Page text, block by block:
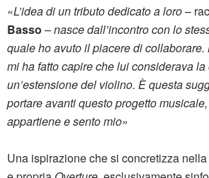
«L’idea di un tributo dedicato a loro–
Basso –nasce dall’incontro con lo
quale ho avuto il piacere di
mi ha fatto capire che lui considerava
un’estensione del violino. È questa
portare avanti questo progetto
appartiene e sento mio»
Una ispirazione che si concretizza